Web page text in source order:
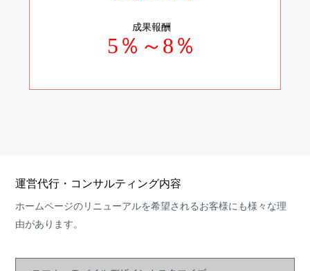
成果報酬
5％～8％
運営代行・コンサルティング内容
ホームページのリニューアルを希望されるお客様にも様々な理
由があります。